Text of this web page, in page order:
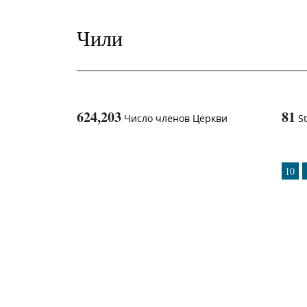
Чили
624,203 Число членов Церкви 81
10